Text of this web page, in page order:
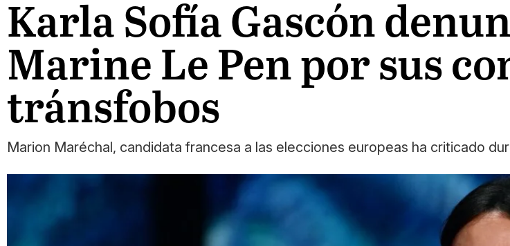
Karla Sofía Gascón
Marine Le Pen por sus
tránsfobos
Marion Maréchal, candidata francesa a las elecciones europeas ha criticado